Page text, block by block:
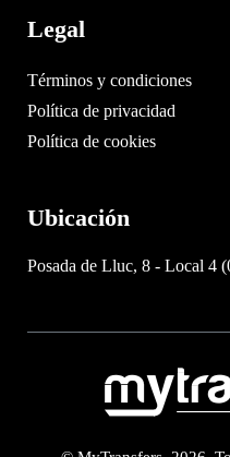
Legal
Términos y condiciones
Política de privacidad
Política de cookies
Ubicación
Posada de Lluc, 8 - Local 4